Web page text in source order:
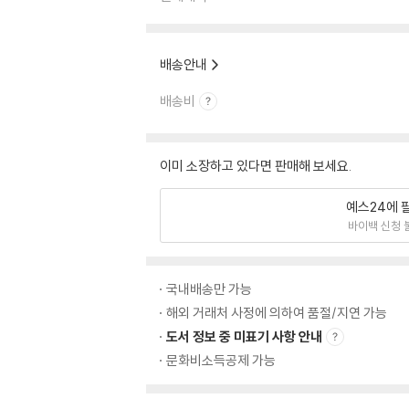
배송안내
배송비
이미 소장하고 있다면 판매해 보세요.
예스24에
바이백 신청
국내배송만 가능
해외 거래처 사정에 의하여 품절/지연 가능
도서 정보 중 미표기 사항 안내
문화비소득공제 가능